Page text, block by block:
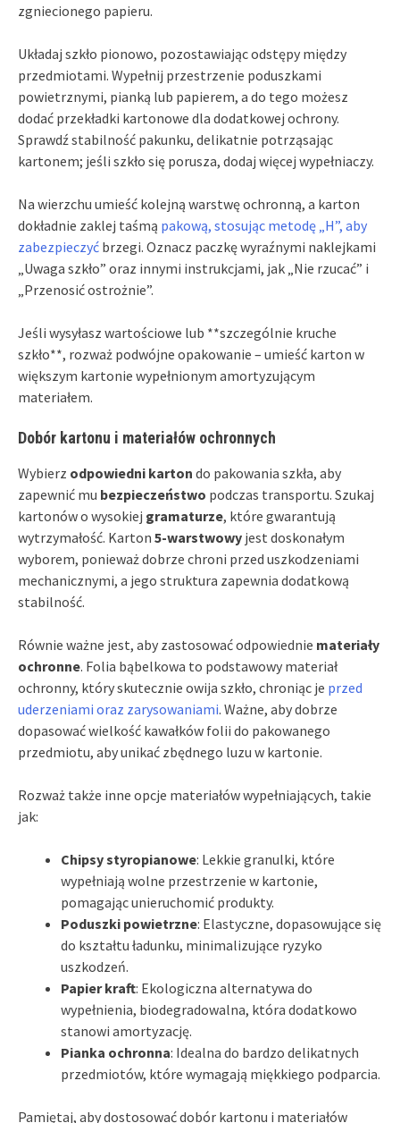
zgniecionego papieru.
Układaj szkło pionowo, pozostawiając odstępy między
przedmiotami. Wypełnij przestrzenie poduszkami
powietrznymi, pianką lub papierem, a do tego możesz
dodać przekładki kartonowe dla dodatkowej ochrony.
Sprawdź stabilność pakunku, delikatnie potrząsając
kartonem; jeśli szkło się porusza, dodaj więcej wypełniaczy.
Na wierzchu umieść kolejną warstwę ochronną, a karton
dokładnie zaklej taśmą pakową, stosując metodę „H”, aby
zabezpieczyć brzegi. Oznacz paczkę wyraźnymi naklejkami
„Uwaga szkło” oraz innymi instrukcjami, jak „Nie rzucać” i
„Przenosić ostrożnie”.
Jeśli wysyłasz wartościowe lub **szczególnie kruche
szkło**, rozważ podwójne opakowanie – umieść karton w
większym kartonie wypełnionym amortyzującym
materiałem.
Dobór kartonu i materiałów ochronnych
Wybierz odpowiedni karton do pakowania szkła, aby
zapewnić mu bezpieczeństwo podczas transportu. Szukaj
kartonów o wysokiej gramaturze, które gwarantują
wytrzymałość. Karton 5-warstwowy jest doskonałym
wyborem, ponieważ dobrze chroni przed uszkodzeniami
mechanicznymi, a jego struktura zapewnia dodatkową
stabilność.
Równie ważne jest, aby zastosować odpowiednie materiały
ochronne. Folia bąbelkowa to podstawowy materiał
ochronny, który skutecznie owija szkło, chroniąc je przed
uderzeniami oraz zarysowaniami. Ważne, aby dobrze
dopasować wielkość kawałków folii do pakowanego
przedmiotu, aby unikać zbędnego luzu w kartonie.
Rozważ także inne opcje materiałów wypełniających, takie
jak:
Chipsy styropianowe: Lekkie granulki, które
wypełniają wolne przestrzenie w kartonie,
pomagając unieruchomić produkty.
Poduszki powietrzne: Elastyczne, dopasowujące się
do kształtu ładunku, minimalizujące ryzyko
uszkodzeń.
Papier kraft: Ekologiczna alternatywa do
wypełnienia, biodegradowalna, która dodatkowo
stanowi amortyzację.
Pianka ochronna: Idealna do bardzo delikatnych
przedmiotów, które wymagają miękkiego podparcia.
Pamiętaj, aby dostosować dobór kartonu i materiałów